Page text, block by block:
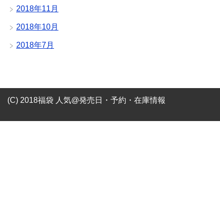
2018年11月
2018年10月
2018年7月
(C) 2018福袋 人気@発売日・予約・在庫情報